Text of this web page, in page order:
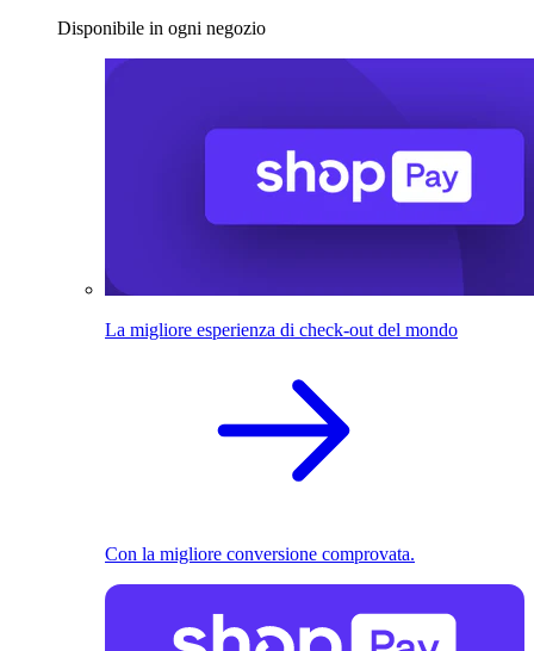
Disponibile in ogni negozio
La migliore esperienza di check-out del mondo
Con la migliore conversione comprovata.